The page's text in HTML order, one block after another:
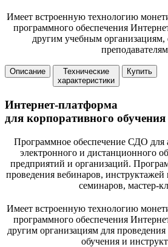
Имеет встроенную технологию
программного обеспечения
другим учебным
Описание
Технические
характеристики
Купить
Интернет-платформа
для корпоративного обучения
Программное обеспечение СДО для
электронного и дистанционного
предприятий и организаций.
проведения вебинаров,
семинаров, мастер-
Имеет встроенную технологию
программного обеспечения
другим организациям для
обучения и